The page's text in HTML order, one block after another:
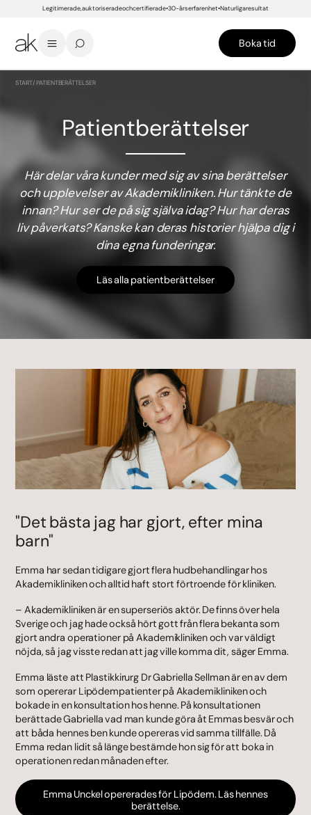
Legitimerade, auktoriserade och certifierade 30-års erfarenhet Naturliga resultat
Boka tid
START/PATIENTBERÄTTELSER
Patientberättelser
Här delar våra kunder med sig av sina berättelser
och upplevelser av Akademikliniken. Hur tänkte de
innan? Hur ser de på sig själva idag? Hur har deras
liv påverkats? Kanske kan deras historier hjälpa dig i
dina egna funderingar.
Läs alla patientberättelser
"Det bästa jag har gjort, efter mina
barn"
Emma har sedan tidigare gjort flera hudbehandlingar hos
Akademikliniken och alltid haft stort förtroende för kliniken.
– Akademikliniken är en superseriös aktör. De finns över hela
Sverige och jag hade också hört gott från flera bekanta som
gjort andra operationer på Akademikliniken och var väldigt
nöjda, så jag visste redan att jag ville komma dit, säger Emma.
Emma läste att Plastikkirurg Dr Gabriella Sellman är en av dem
som opererar Lipödempatienter på Akademikliniken och
bokade in en konsultation hos henne. På konsultationen
berättade Gabriella vad man kunde göra åt Emmas besvär och
att båda hennes ben kunde opereras vid samma tillfälle. Då
Emma redan lidit så länge bestämde hon sig för att boka in
operationen redan månaden efter.
Emma Unckel opererades för Lipödem. Läs hennes
berättelse.